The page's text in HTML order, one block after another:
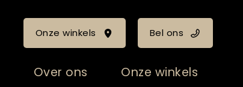
Onze winkels Bel ons
Over ons Onze winkels